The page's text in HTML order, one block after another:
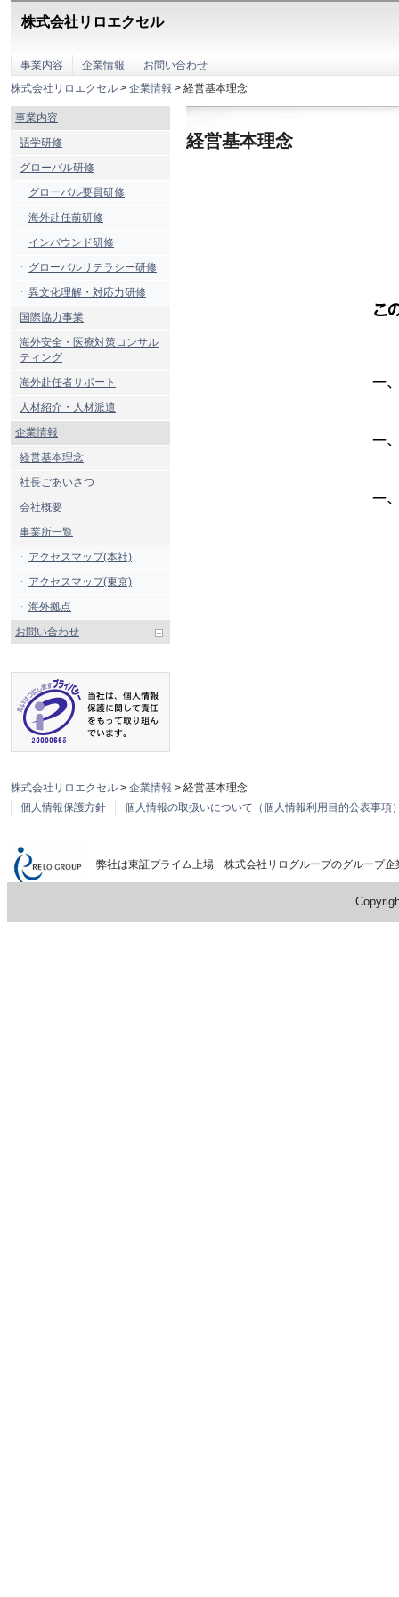
株式会社リロエクセル
事業内容 企業情報
お問い合わせ
株式会社リロエクセル > 企業情報 > 経営基本理念
こ
文
で
す。
経営基本理念
事業内容
語学研修
グローバル研修
グローバル要員研修
海外赴任前研修
インバウンド研修
グローバルリテラシー研修
異文化理解・対応力研修
国際協力事業
海外安全・医療対策コンサル
ティング
海外赴任者サポート
人材紹介・人材派遣
企業情報
経営基本理念
社長ごあいさつ
会社概要
事業所一覧
アクセスマップ(本社)
アクセスマップ(東京)
海外拠点
お問い合わせ
株式会社リロエクセル > 企業情報 > 経営基本理念
個人情報保護方針
個人情報の取扱いについて（個人情報利用目的公表事項
弊社は東証プライム上場 株式会社リログループのグループ企